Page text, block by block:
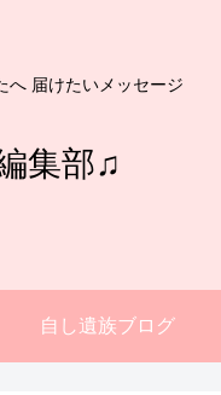
へ 届けたいメッセージ
集部♫
自し遺族ブログ